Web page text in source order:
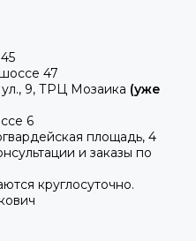
47
9, ТРЦ Мозаика (уже
6
площадь, 4
и заказы по
круглосуточно.